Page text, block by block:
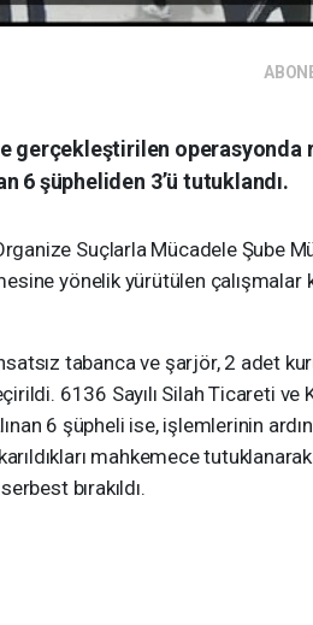
gerçekleştirilen operasyonda
6 şüpheliden 3’ü tutuklandı.
Suçlarla Mücadele Şube
yönelik yürütülen çalışmalar
tabanca ve şarjör, 2 adet
6136 Sayılı Silah Ticareti ve
6 şüpheli ise, işlemlerinin
mahkemece
bırakıldı.